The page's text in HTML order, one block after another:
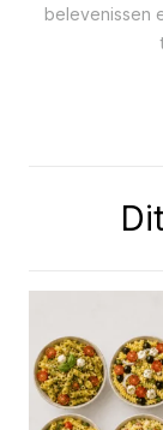
belevenissen